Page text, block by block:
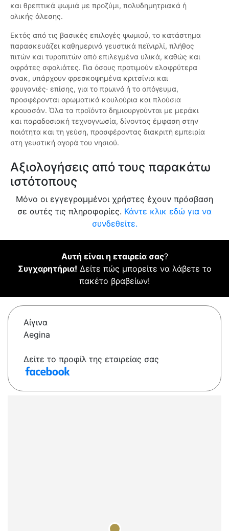
και θρεπτικά ψωμιά με προζύμι, πολυδημητριακά ή
ολικής άλεσης.
Εκτός από τις βασικές επιλογές ψωμιού, το κατάστημα
παρασκευάζει καθημερινά γευστικά πεϊνιρλί, πλήθος
πιτών και τυροπιτών από επιλεγμένα υλικά, καθώς και
αφράτες σφολιάτες. Για όσους προτιμούν ελαφρύτερα
σνακ, υπάρχουν φρεσκοψημένα κριτσίνια και
φρυγανιές· επίσης, για το πρωινό ή το απόγευμα,
προσφέρονται αρωματικά κουλούρια και πλούσια
κρουασάν. Όλα τα προϊόντα δημιουργούνται με μεράκι
και παραδοσιακή τεχνογνωσία, δίνοντας έμφαση στην
ποιότητα και τη γεύση, προσφέροντας διακριτή εμπειρία
στη γευστική αγορά του νησιού.
Αξιολογήσεις από τους παρακάτω
ιστότοπους
Μόνο οι εγγεγραμμένοι χρήστες έχουν πρόσβαση
σε αυτές τις πληροφορίες. Κάντε κλικ εδώ για να
συνδεθείτε.
Αυτή είναι η εταιρεία σας?
Συγχαρητήρια! Δείτε πώς μπορείτε να λάβετε το
πακέτο βραβείων!
Αίγινα
Aegina
Δείτε το προφίλ της εταιρείας σας